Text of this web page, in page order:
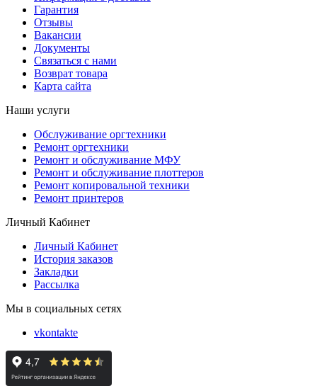
Гарантия
Отзывы
Вакансии
Документы
Связаться с нами
Возврат товара
Карта сайта
Наши услуги
Обслуживание оргтехники
Ремонт оргтехники
Ремонт и обслуживание МФУ
Ремонт и обслуживание плоттеров
Ремонт копировальной техники
Ремонт принтеров
Личный Кабинет
Личный Кабинет
История заказов
Закладки
Рассылка
Мы в социальных сетях
vkontakte